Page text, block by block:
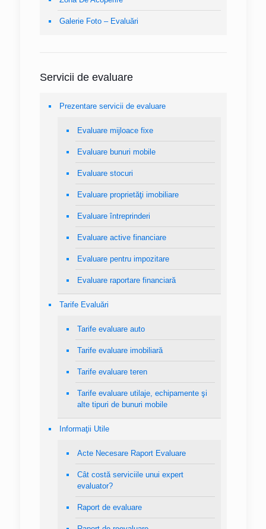
Galerie Foto – Evaluări
Servicii de evaluare
Prezentare servicii de evaluare
Evaluare mijloace fixe
Evaluare bunuri mobile
Evaluare stocuri
Evaluare proprietăţi imobiliare
Evaluare întreprinderi
Evaluare active financiare
Evaluare pentru impozitare
Evaluare raportare financiară
Tarife Evaluări
Tarife evaluare auto
Tarife evaluare imobiliară
Tarife evaluare teren
Tarife evaluare utilaje, echipamente şi
alte tipuri de bunuri mobile
Informaţii Utile
Acte Necesare Raport Evaluare
Cât costă serviciile unui expert
evaluator?
Raport de evaluare